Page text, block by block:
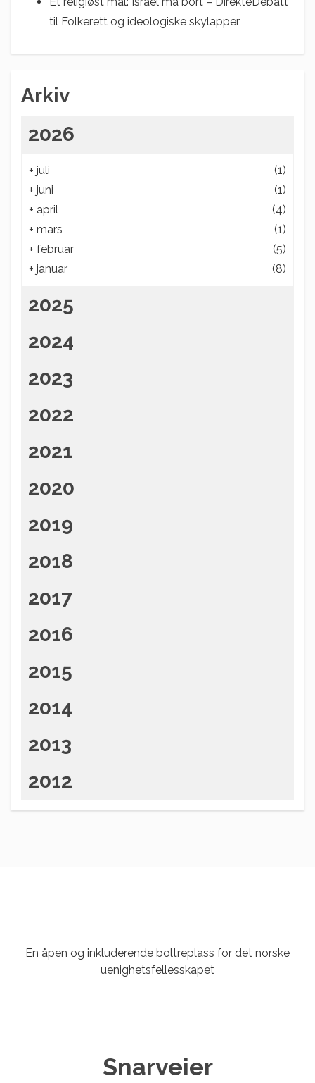
til Folkerett og ideologiske skylapper
Arkiv
2026
+ juli
(1)
+ juni
(1)
+ april
(4)
+ mars
(1)
+ februar
(5)
+ januar (8)
2025
2024
2023
2022
2021
2020
2019
2018
2017
2016
2015
2014
2013
2012
En åpen og inkluderende boltreplass for det norske
uenighetsfellesskapet
Snarveier